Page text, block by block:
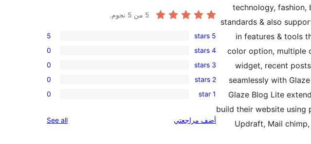
technology, fashion,
standards & also
in features & tools
color option, multiple
widget, recent
seamlessly with
Glaze Blog Lite
build their website using
Updraft, Mail
5 من 5 نجوم.
5
5-
star
reviews
5 stars
5
0
4-
star
reviews
4 stars
0
0
3-
star
3 stars
0
0
reviews
2 stars
0
0
star
1 star
0
أضف مراجعتي See all